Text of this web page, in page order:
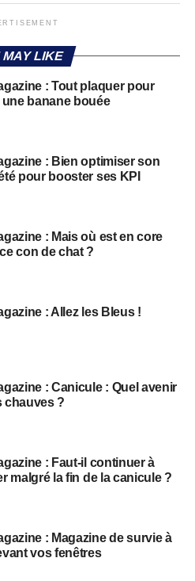
MAY LIKE
: Tout plaquer pour
banane bouée
: Bien optimiser son
pour booster ses KPI
: Mais où est en core
con de chat ?
: Allez les Bleus !
: Canicule : Quel avenir
chauves ?
: Faut-il continuer à
malgré la fin de la canicule ?
: Magazine de survie à
vos fenêtres